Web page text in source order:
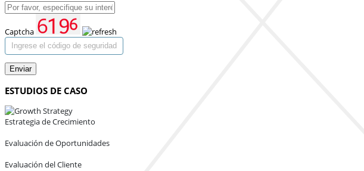
Captcha
Enviar
ESTUDIOS DE CASO
Estrategia de Crecimiento
Evaluación de Oportunidades
Evaluación del Cliente